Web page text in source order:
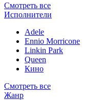
Смотреть все
Исполнители
Adele
Ennio Morricone
Linkin Park
Queen
Кино
Смотреть все
Жанр